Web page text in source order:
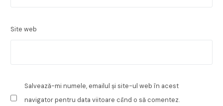
Site web
Salvează-mi numele, emailul și site-ul web în acest
navigator pentru data viitoare când o să comentez.